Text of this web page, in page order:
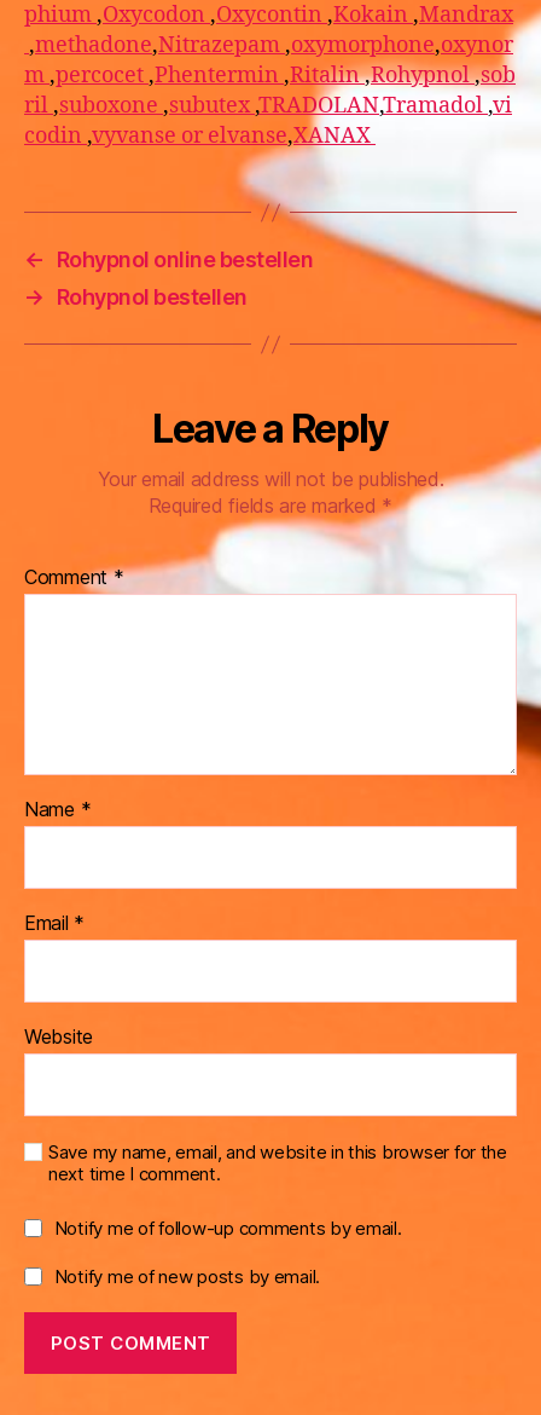
phium ,Oxycodon ,Oxycontin ,Kokain ,Mandrax
,methadone,Nitrazepam ,oxymorphone,oxynor
m ,percocet ,Phentermin ,Ritalin,Rohypnol,sob
ril ,suboxone ,subutex,TRADOLAN,Tramadol ,vi
codin ,vyvanse or elvanse,XANAX
←
Rohypnol online bestellen
→
Rohypnol bestellen
Leave a Reply
Your email address will not be published.
Required fields are marked*
Comment*
Name *
Email *
Website
Save my name, email, and website in this browser for the
next time I comment.
Notify me of follow-up comments by email.
Notify me of new posts by email.